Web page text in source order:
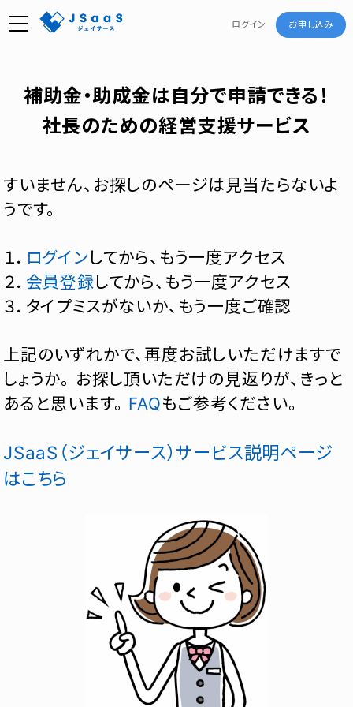
ログイン お申し込み
補助金・助成金は自分で申請できる！
社長のための経営支援サービス
すいません、お探しのページは見当たらないよ
うです。
１． ログインしてから、もう一度アクセス
２． 会員登録してから、もう一度アクセス
３．タイプミスがないか、もう一度ご確認
上記のいずれかで、再度お試しいただけますで
しょうか。 お探し頂いただけの見返りが、きっと
あると思います。 FAQもご参考ください。
JSaaS（ジェイサース）サービス説明ページ
はこちら